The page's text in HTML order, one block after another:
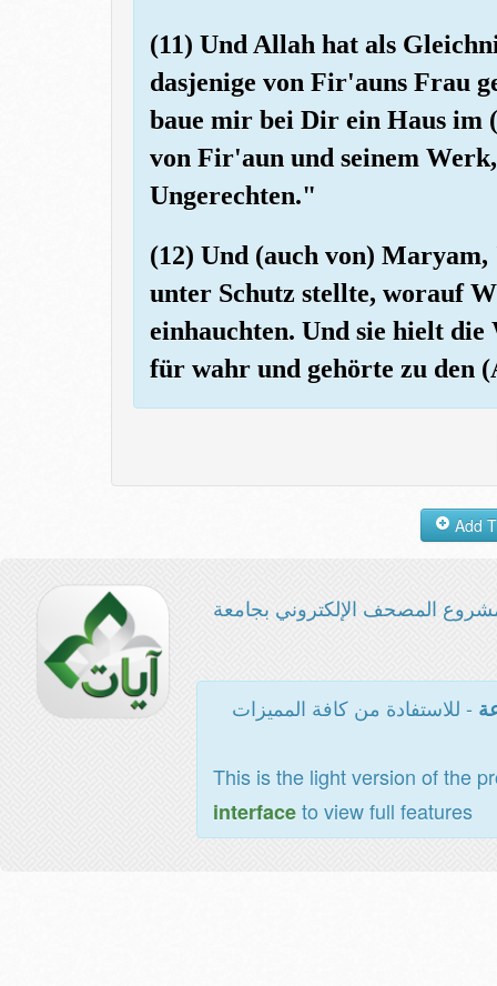
(11) Und Allah hat als
dasjenige von Fir'auns Frau
baue mir bei Dir ein Haus im
von Fir'aun und seinem
Ungerechten."
(12) Und (auch von)
unter Schutz stellte, worauf
einhauchten. Und sie hielt
für wahr und gehörte zu den
المصحف الإلكتروني بجامعة
- للاستفادة من كافة المميزات
This is the light version of the
interfaceto view full features